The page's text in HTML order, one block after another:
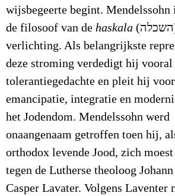
wijsbegeerte begint. Mendelssohn
de filosoof van de haskala (השכלה), de Joodse
verlichting. Als belangrijkste
deze stroming verdedigt hij vooral
tolerantiegedachte en pleit hij voor
emancipatie, integratie en
het Jodendom. Mendelssohn werd
onaangenaam getroffen toen hij,
orthodox levende Jood, zich
tegen de Lutherse theoloog Johann
Casper Lavater. Volgens Laventer